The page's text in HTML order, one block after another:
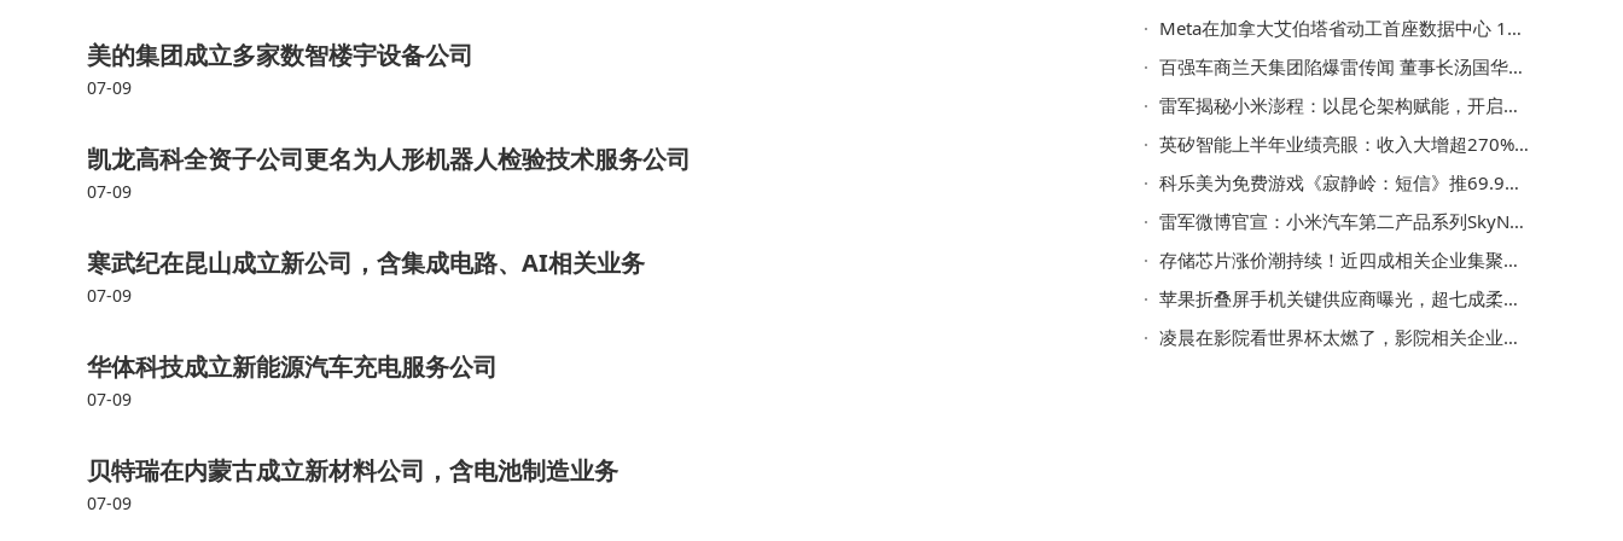
美的集团成立多家数智楼宇设备公司
07-09
凯龙高科全资子公司更名为人形机器人检验技术服务公司
07-09
寒武纪在昆山成立新公司，含集成电路、AI相关业务
07-09
华体科技成立新能源汽车充电服务公司
07-09
贝特瑞在内蒙古成立新材料公司，含电池制造业务
07-09
Meta在加拿大艾伯塔省动工首座数据中心 1GW规模 130亿加元投资助力绿色基建
百强车商兰天集团陷爆雷传闻 董事长汤国华：荒谬说法 经营稳健有底气
雷军揭秘小米澎程：以昆仑架构赋能，开启智能可变空间SUV新体验
英矽智能上半年业绩亮眼：收入大增超270% 净利润扭亏预盈超3300万美元
科乐美为免费游戏《寂静岭：短信》推69.99美元豪华实体版，此时推出耐人寻味
雷军微博官宣：小米汽车第二产品系列SkyNomad小米澎程亮相 定位智能大空间SUV
存储芯片涨价潮持续！近四成相关企业集聚一线城市
苹果折叠屏手机关键供应商曝光，超七成柔性屏相关企业注册资本超千万
凌晨在影院看世界杯太燃了，影院相关企业多为成熟企业，华东最多